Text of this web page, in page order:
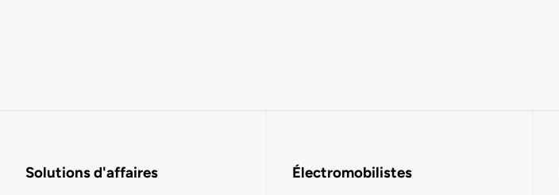
Solutions d'affaires Électromobilistes